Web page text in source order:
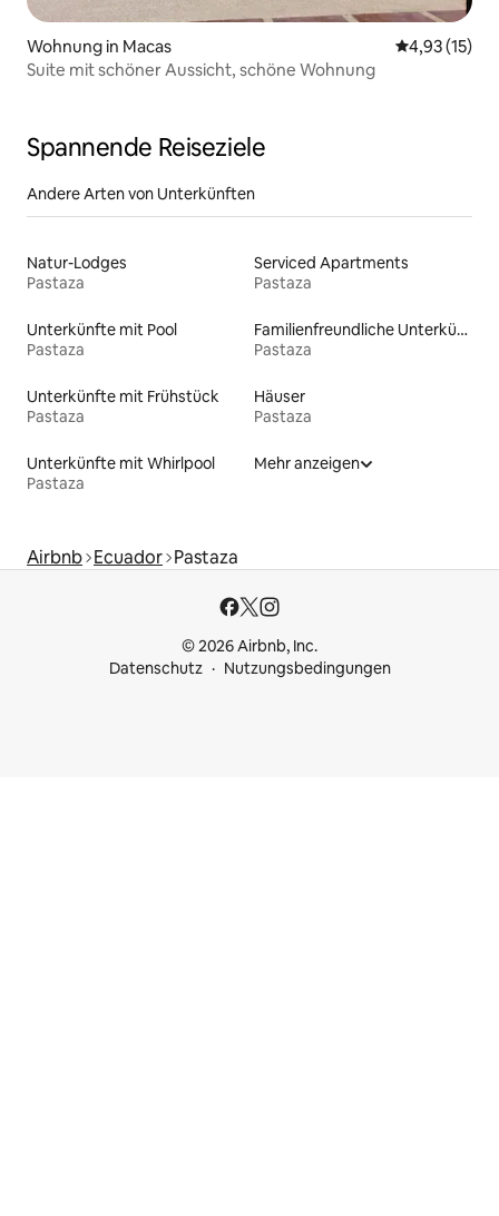
Wohnung in Macas
4,93 (15)
Suite mit schöner Aussicht, schöne Wohnung
Spannende Reiseziele
Andere Arten von Unterkünften
Natur-Lodges
Pastaza
Serviced Apartments
Pastaza
Unterkünfte mit Pool
Pastaza
Familienfreundliche Unterkünfte
Pastaza
Unterkünfte mit Frühstück
Pastaza
Häuser
Pastaza
Unterkünfte mit Whirlpool
Pastaza
Mehr anzeigen
Airbnb Ecuador Pastaza
© 2026 Airbnb, Inc.
Datenschutz
Nutzungsbedingungen